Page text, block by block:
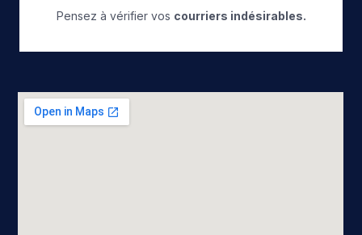
Pensez à vérifier vos courriers indésirables.